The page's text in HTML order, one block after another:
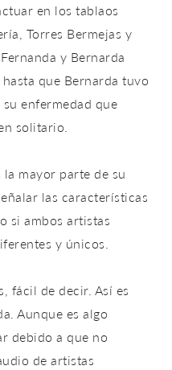
en los tablaos
Torres Bermejas y
y Bernarda
que Bernarda tuvo
enfermedad que
solitario.
mayor parte de su
las características
si ambos artistas
y únicos.
fácil de decir. Así es
Aunque es algo
debido a que no
de artistas